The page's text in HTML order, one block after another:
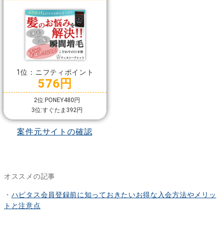
1位：ニフティポイント
576円
2位:PONEY480円
3位:すぐたま392円
案件元サイトの確認
オススメの記事
・ ハピタス会員登録前に知っておきたいお得な入会方法やメリッ
トと注意点